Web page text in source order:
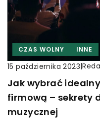
CZAS WOLNY INNE
15 października 2023|
Jak wybrać
firmową – sekrety
muzycznej